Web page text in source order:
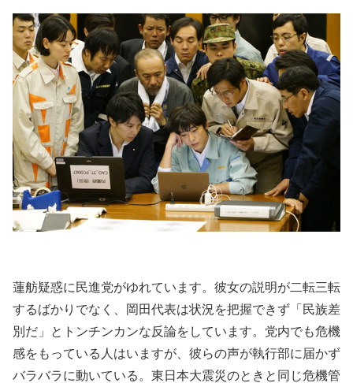
蓮舫疑惑に民進党がゆれています。彼女の説明が二転三転
するばかりでなく、岡田代表は状況を把握できず「民族差
別だ」とトンチンカンな反論をしています。党内でも危機
感をもっている人はいますが、彼らの声が執行部に届かず
バラバラに動いている。東日本大震災のときと同じ危機管